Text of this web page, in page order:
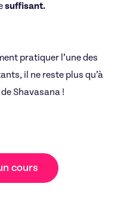
suffisant.
pratiquer l’une des
il ne reste plus qu’à
Shavasana !
cours